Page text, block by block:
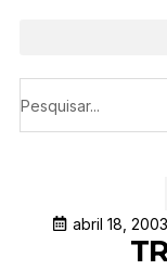
abril 18, 2003